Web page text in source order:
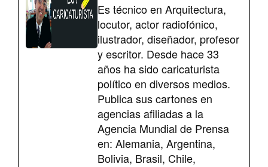
Es técnico en Arquitectura,
locutor, actor radiofónico,
ilustrador, diseñador, profesor
y escritor. Desde hace 33
años ha sido caricaturista
político en diversos medios.
Publica sus cartones en
agencias afiliadas a la
Agencia Mundial de Prensa
en: Alemania, Argentina,
Bolivia, Brasil, Chile,